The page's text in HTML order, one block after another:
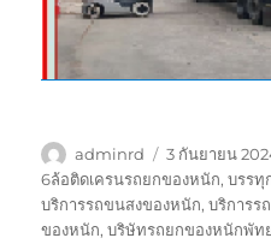
ผู้
เขียน
adminrd
เขียน
เมื่อ
3 กันยายน
6ล้อติดเครนรถยกของหนัก,บรรทุ
บริการรถขนสงของหนัก,บริการร
ของหนัก,บริษัทรถยกของหนักพัท